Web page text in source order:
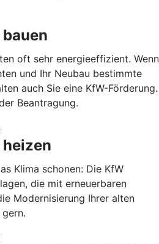
oft sehr energieeffizient. Wenn
und Ihr Neubau bestimmte
auch Sie eine KfW-Förderung.
Beantragung.
Klima schonen: Die KfW
die mit erneuerbaren
Modernisierung Ihrer alten